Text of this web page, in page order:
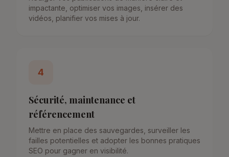
impactante, optimiser vos images, insérer des
vidéos, planifier vos mises à jour.
4
Sécurité, maintenance et
référencement
Mettre en place des sauvegardes, surveiller les
failles potentielles et adopter les bonnes pratiques
SEO pour gagner en visibilité.